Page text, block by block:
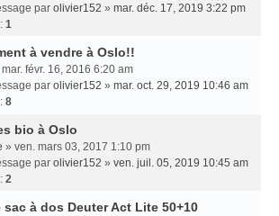
par olivier152 » mar. déc. 17, 2019 3:22 pm
1
à vendre à Oslo!!
févr. 16, 2016 6:20 am
par olivier152 » mar. oct. 29, 2019 10:46 am
8
bio à Oslo
» ven. mars 03, 2017 1:10 pm
par olivier152 » ven. juil. 05, 2019 10:45 am
2
sac à dos Deuter Act Lite 50+10